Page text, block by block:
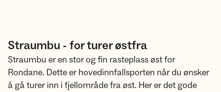
Straumbu - for turer østfra
Straumbu er en stor og fin rasteplass øst for
Rondane. Dette er hovedinnfallsporten når du ønsker
å gå turer inn i fjellområde fra øst. Her er det gode